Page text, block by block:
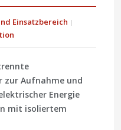
Einsatzbereich
Aufnahme und
Energie
mit isoliertem